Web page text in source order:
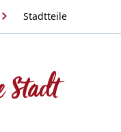
Stadtteile
Stadt